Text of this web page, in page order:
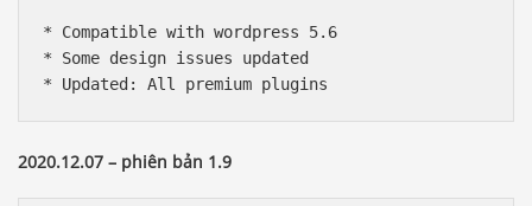
* Compatible with wordpress 5.6
* Some design issues updated
* Updated: All premium plugins
2020.12.07 – phiên bản 1.9